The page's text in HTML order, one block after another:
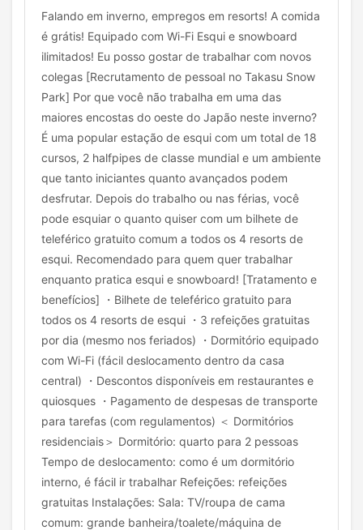
Falando em inverno, empregos em resorts! A comida
é grátis! Equipado com Wi-Fi Esqui e snowboard
ilimitados! Eu posso gostar de trabalhar com novos
colegas [Recrutamento de pessoal no Takasu Snow
Park] Por que você não trabalha em uma das
maiores encostas do oeste do Japão neste inverno?
É uma popular estação de esqui com um total de 18
cursos, 2 halfpipes de classe mundial e um ambiente
que tanto iniciantes quanto avançados podem
desfrutar. Depois do trabalho ou nas férias, você
pode esquiar o quanto quiser com um bilhete de
teleférico gratuito comum a todos os 4 resorts de
esqui. Recomendado para quem quer trabalhar
enquanto pratica esqui e snowboard! [Tratamento e
benefícios] ・Bilhete de teleférico gratuito para
todos os 4 resorts de esqui ・3 refeições gratuitas
por dia (mesmo nos feriados) ・Dormitório equipado
com Wi-Fi (fácil deslocamento dentro da casa
central) ・Descontos disponíveis em restaurantes e
quiosques ・Pagamento de despesas de transporte
para tarefas (com regulamentos) ＜ Dormitórios
residenciais＞ Dormitório: quarto para 2 pessoas
Tempo de deslocamento: como é um dormitório
interno, é fácil ir trabalhar Refeições: refeições
gratuitas Instalações: Sala: TV/roupa de cama
comum: grande banheira/toalete/máquina de